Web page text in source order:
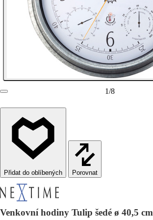
1/8
Porovnat
Venkovní hodiny Tulip šedé ø 40,5 cm